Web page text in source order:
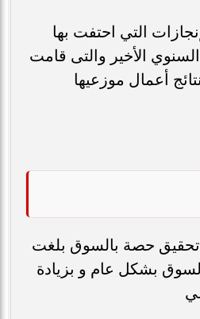
التي احتفت بها
الأخير والتى قامت
أعمال موزعيها
حصة بالسوق بلغت
السوق بشكل عام و بزيادة